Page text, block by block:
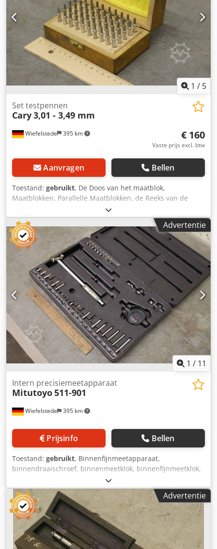
1 / 5
Wiefelstede 395 km
Set testpennen
Cary3,01 - 3,49 mm
€ 160
Vaste prijs excl. btw
Aanvragen Bellen
Toestand: gebruikt, De Doos van het maatblok,
Maatblokken, Parallelle Maatblokken, de Reeks van de
Testspeld, Testspelden, Maatspeld Crodpfxsg T I Nhe
Adpsf -Fabrikant: Cary, plugmaat Testpinset: 3.01 - 3.49
mm -inhoud/nominale afmetingen: zie foto's -afmeting
doos: 135/85/H60 mm -Gewicht: 0,3 kg
Advertentie
1 / 11
Wiefelstede 395 km
Intern precisiemeetapparaat
Mitutoyo511-901
Prijsinfo Bellen
Toestand: gebruikt, Binnenfijnmeetapparaat,
binnendraaischroef, binnenmeetklok, binnenfijnmeetklok,
binnenmeetschroeven, micrometerschroef,
binnendiameter, binnenfijnmeetapparaat, cilindermaat,
Cjdpfx Adel Ha R Hepjrf -Oplevering: in de huidige staat
zoals bezichtigd -Conditie: niet compleet, zie foto's -
Meetbereik: -150 mm -Afmetingen: 280/450/H60 mm -
Gewicht: 2 kg
Advertentie